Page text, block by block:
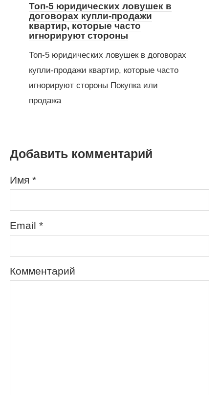
Топ-5 юридических ловушек в
договорах купли-продажи
квартир, которые часто
игнорируют стороны
Топ-5 юридических ловушек в договорах
купли-продажи квартир, которые часто
игнорируют стороны Покупка или
продажа
Добавить комментарий
Имя *
Email *
Комментарий